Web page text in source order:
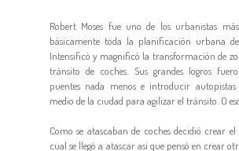
Robert Moses fue uno de los urbanistas
básicamente toda la planificación urbana
Intensificó y magnificó la transformación de
tránsito de coches. Sus grandes logros
puentes nada menos e introducir
medio de la ciudad para agilizar el tránsito. O
Como se atascaban de coches decidió crear
cual se llegó a atascar asi que pensó en crear